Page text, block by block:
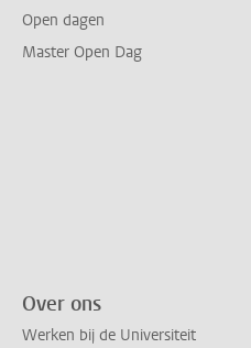
Open dagen
Master Open Dag
Over ons
Werken bij de Universiteit